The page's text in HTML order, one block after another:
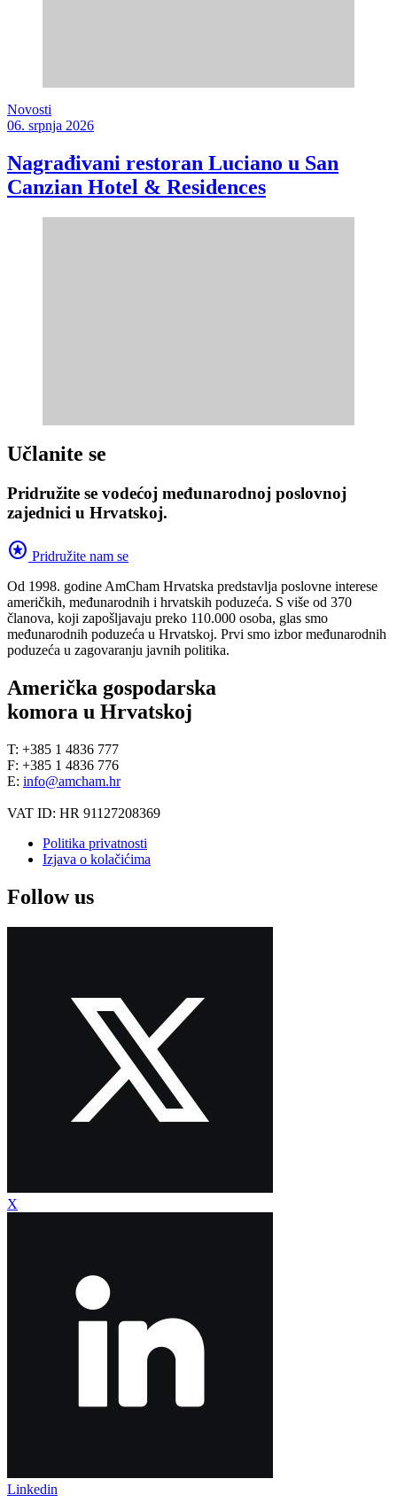
Novosti
06. srpnja 2026
Nagrađivani restoran Luciano u San
Canzian Hotel & Residences
Učlanite se
Pridružite se vodećoj međunarodnoj poslovnoj
zajednici u Hrvatskoj.
stars Pridružite nam se
Od 1998. godine AmCham Hrvatska predstavlja poslovne interese
američkih, međunarodnih i hrvatskih poduzeća. S više od 370
članova, koji zapošljavaju preko 110.000 osoba, glas smo
međunarodnih poduzeća u Hrvatskoj. Prvi smo izbor međunarodnih
poduzeća u zagovaranju javnih politika.
Američka gospodarska
komora u Hrvatskoj
T: +385 1 4836 777
F: +385 1 4836 776
E: info@amcham.hr
VAT ID: HR 91127208369
Politika privatnosti
Izjava o kolačićima
Follow us
X
Linkedin